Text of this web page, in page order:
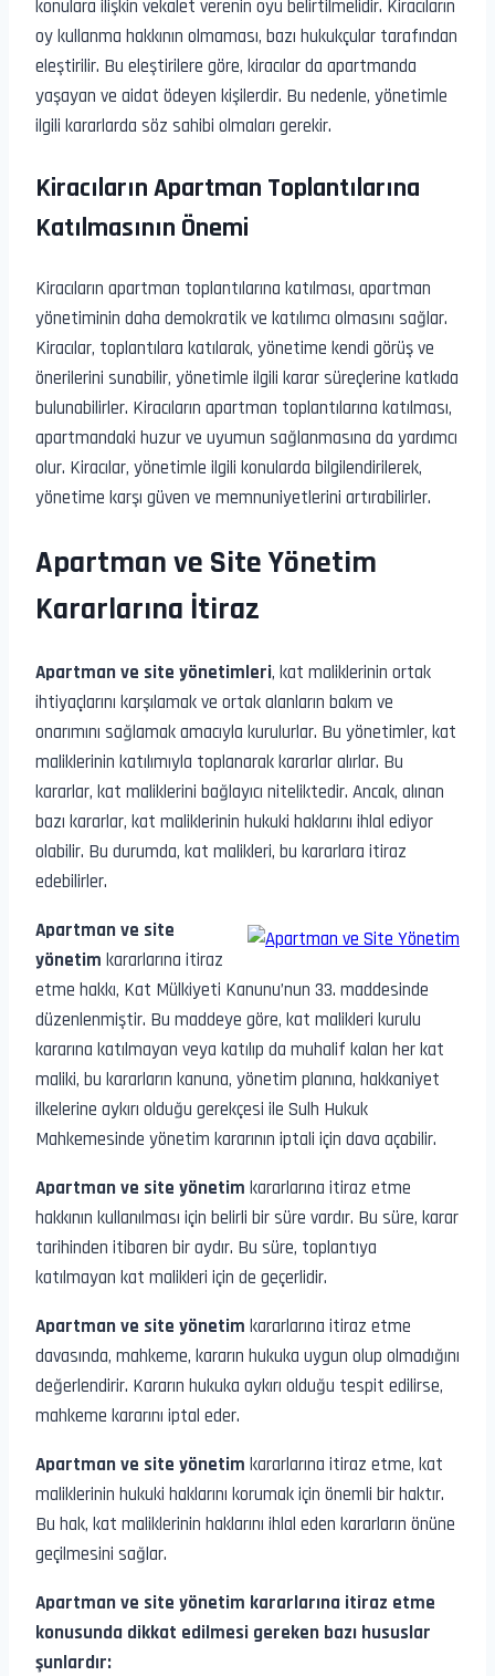
konulara ilişkin vekalet verenin oyu belirtilmelidir. Kiracıların
oy kullanma hakkının olmaması, bazı hukukçular tarafından
eleştirilir. Bu eleştirilere göre, kiracılar da apartmanda
yaşayan ve aidat ödeyen kişilerdir. Bu nedenle, yönetimle
ilgili kararlarda söz sahibi olmaları gerekir.
Kiracıların Apartman Toplantılarına
Katılmasının Önemi
Kiracıların apartman toplantılarına katılması, apartman
yönetiminin daha demokratik ve katılımcı olmasını sağlar.
Kiracılar, toplantılara katılarak, yönetime kendi görüş ve
önerilerini sunabilir, yönetimle ilgili karar süreçlerine katkıda
bulunabilirler. Kiracıların apartman toplantılarına katılması,
apartmandaki huzur ve uyumun sağlanmasına da yardımcı
olur. Kiracılar, yönetimle ilgili konularda bilgilendirilerek,
yönetime karşı güven ve memnuniyetlerini artırabilirler.
Apartman ve Site Yönetim
Kararlarına İtiraz
Apartman ve site yönetimleri, kat maliklerinin ortak
ihtiyaçlarını karşılamak ve ortak alanların bakım ve
onarımını sağlamak amacıyla kurulurlar. Bu yönetimler, kat
maliklerinin katılımıyla toplanarak kararlar alırlar. Bu
kararlar, kat maliklerini bağlayıcı niteliktedir. Ancak, alınan
bazı kararlar, kat maliklerinin hukuki haklarını ihlal ediyor
olabilir. Bu durumda, kat malikleri, bu kararlara itiraz
edebilirler.
Apartman ve site
yönetim kararlarına itiraz
etme hakkı, Kat Mülkiyeti Kanunu’nun 33. maddesinde
düzenlenmiştir. Bu maddeye göre, kat malikleri kurulu
kararına katılmayan veya katılıp da muhalif kalan her kat
maliki, bu kararların kanuna, yönetim planına, hakkaniyet
ilkelerine aykırı olduğu gerekçesi ile Sulh Hukuk
Mahkemesinde yönetim kararının iptali için dava açabilir.
Apartman ve site yönetim kararlarına itiraz etme
hakkının kullanılması için belirli bir süre vardır. Bu süre, karar
tarihinden itibaren bir aydır. Bu süre, toplantıya
katılmayan kat malikleri için de geçerlidir.
Apartman ve site yönetim kararlarına itiraz etme
davasında, mahkeme, kararın hukuka uygun olup olmadığını
değerlendirir. Kararın hukuka aykırı olduğu tespit edilirse,
mahkeme kararını iptal eder.
Apartman ve site yönetim kararlarına itiraz etme, kat
maliklerinin hukuki haklarını korumak için önemli bir haktır.
Bu hak, kat maliklerinin haklarını ihlal eden kararların önüne
geçilmesini sağlar.
Apartman ve site yönetim kararlarına itiraz etme
konusunda dikkat edilmesi gereken bazı hususlar
şunlardır: